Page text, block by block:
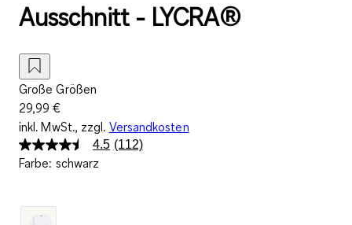
Ausschnitt - LYCRA®
Große Größen
29,99 €
inkl. MwSt., zzgl. Versandkosten
4.5 112
(112)
Farbe: schwarz